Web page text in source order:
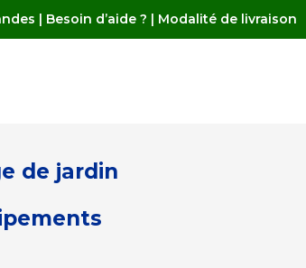
| Besoin d’aide ? | Modalité de livraison
de jardin